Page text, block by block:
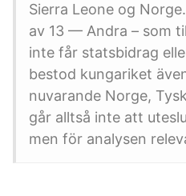
Sierra Leone og
av 13 — Andra – som
inte får statsbidrag
bestod kungariket
nuvarande Norge,
går alltså inte att
men för analysen